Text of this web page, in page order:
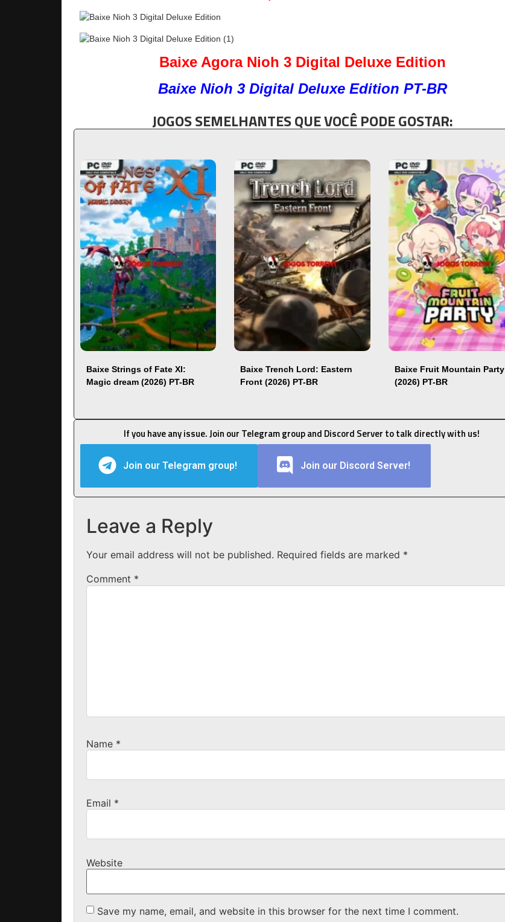
Baixe Agora Nioh 3 Digital Deluxe Edition
Baixe Nioh 3 Digital Deluxe Edition PT-BR
JOGOS SEMELHANTES QUE VOCÊ PODE GOSTAR:
Baixe Strings of Fate XI:
Magic dream (2026) PT-BR
Baixe Trench Lord: Eastern
Front (2026) PT-BR
Baixe Fruit Mountain Party
(2026) PT-BR
If you have any issue. Join our Telegram group and Discord Server to talk directly with us!
Join our Telegram group! Join our Discord Server!
Leave a Reply
Your email address will not be published. Required fields are marked *
Comment *
Name *
Email *
Website
Save my name, email, and website in this browser for the next time I comment.